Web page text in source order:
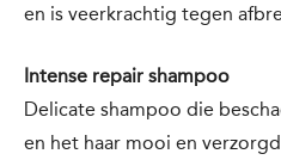
en is veerkrachtig tegen
Intense repair shampoo
Delicate shampoo die
en het haar mooi en